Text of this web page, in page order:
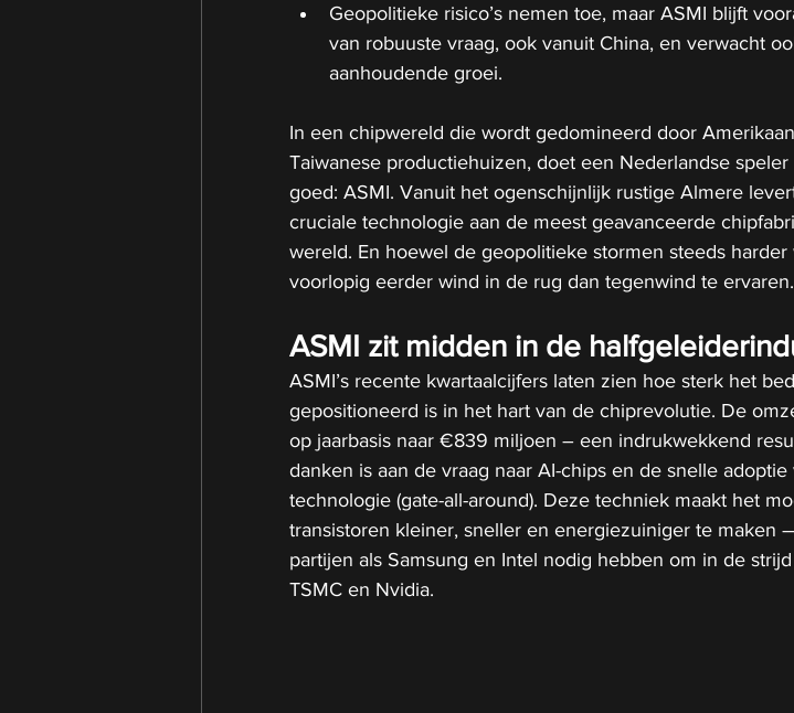
Geopolitieke risico’s nemen toe, maar ASMI blijft
van robuuste vraag, ook vanuit China, en verwacht
aanhoudende groei.
In een chipwereld die wordt gedomineerd door
Taiwanese productiehuizen, doet een Nederlandse
goed: ASMI. Vanuit het ogenschijnlijk rustige Almere
cruciale technologie aan de meest geavanceerde
wereld. En hoewel de geopolitieke stormen steeds harder
voorlopig eerder wind in de rug dan tegenwind te ervaren.
ASMI zit midden in de
ASMI’s recente kwartaalcijfers laten zien hoe sterk het
gepositioneerd is in het hart van de chiprevolutie. De
op jaarbasis naar €839 miljoen – een indrukwekkend
danken is aan de vraag naar AI-chips en de snelle adoptie
technologie (gate-all-around). Deze techniek maakt het
transistoren kleiner, sneller en energiezuiniger te maken
partijen als Samsung en Intel nodig hebben om in de
TSMC en Nvidia.